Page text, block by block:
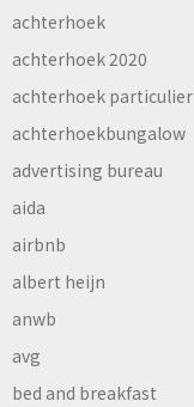
achterhoek
achterhoek 2020
achterhoek particulier
achterhoekbungalow
advertising bureau
aida
airbnb
albert heijn
anwb
avg
bed and breakfast